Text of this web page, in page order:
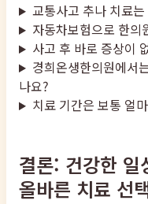
교통사고 추나 치료
자동차보험으로 한의
사고 후 바로 증상이
경희온생한의원에서
나요?
치료 기간은 보통 얼
결론: 건강한 일
올바른 치료 선